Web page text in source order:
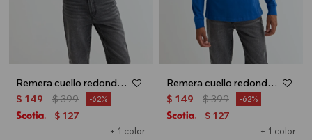
Remera cuello redondo - Negro
+ 1 color
$ 149 $399 62
$ 127
Remera cuello redondo - Azul
+ 1 color
$ 149 $399 62
$ 127